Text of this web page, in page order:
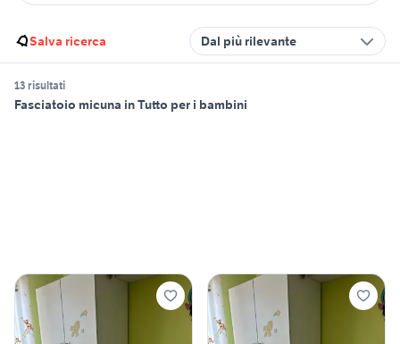
Salva ricerca Dal più rilevante
13 risultati
Fasciatoio micuna in Tutto per i bambini